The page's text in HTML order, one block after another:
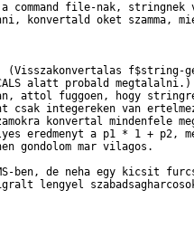
command file-nak, stringnek
konvertald oket szamma,
(Visszakonvertalas f$string-
alatt probald megtalalni.)
attol fuggoen, hogy
csak integereken van
konvertal mindenfele
eredmenyt a p1 * 1 + p2,
gondolom mar vilagos.
ben, de neha egy kicsit
lengyel